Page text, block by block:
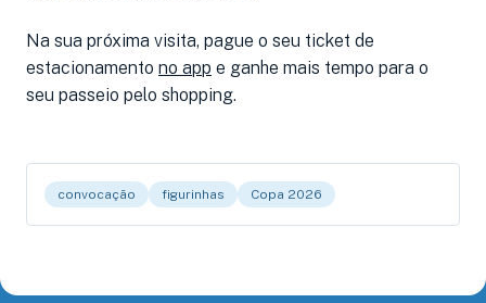
Na sua próxima visita, pague o seu ticket de
estacionamento no app e ganhe mais tempo para o
seu passeio pelo shopping.
convocação figurinhas Copa 2026